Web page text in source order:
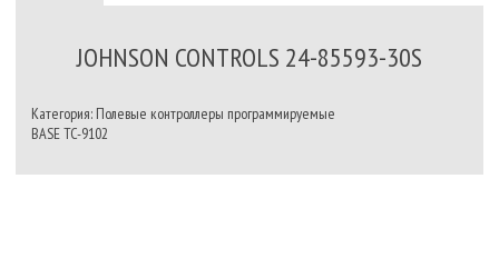
JOHNSON CONTROLS 24-85593-30S
Категория: Полевые контроллеры программируемые
BASE TC-9102